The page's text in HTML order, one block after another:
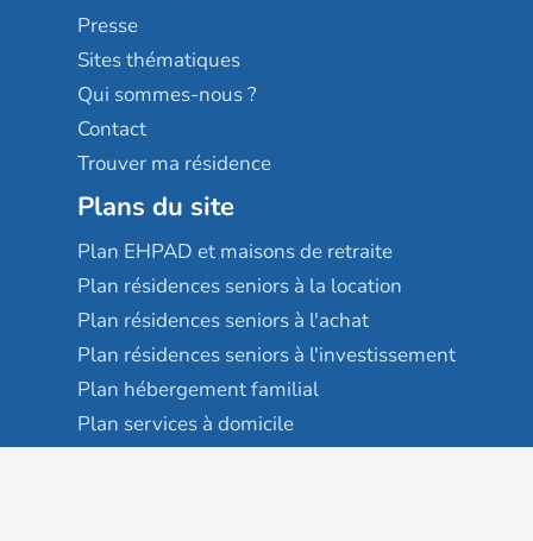
Sérénys
Résidences services Villa Médicis
Presse
Sites thématiques
Qui sommes-nous ?
Contact
Trouver ma résidence
Plans du site
Plan EHPAD et maisons de retraite
Plan résidences seniors à la location
Plan résidences seniors à l'achat
Plan résidences seniors à l'investissement
Plan hébergement familial
Plan services à domicile